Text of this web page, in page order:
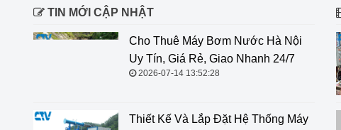
TIN MỚI CẬP NHẬT
Cho Thuê Máy Bơm Nước Hà Nội
Uy Tín, Giá Rẻ, Giao Nhanh 24/7
2026-07-14 13:52:28
Thiết Kế Và Lắp Đặt Hệ Thống Máy